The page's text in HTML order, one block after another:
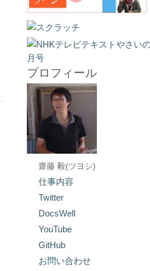
プロフィール
齋藤 毅(ツヨシ)
仕事内容
Twitter
DocsWell
YouTube
GitHub
お問い合わせ